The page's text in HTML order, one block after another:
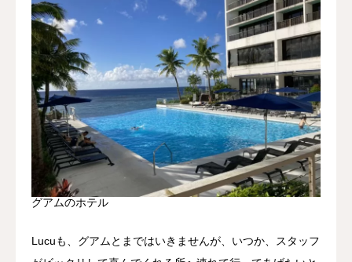
グアムのホテル
Lucuも、グアムとまではいきませんが、いつか、スタッフ